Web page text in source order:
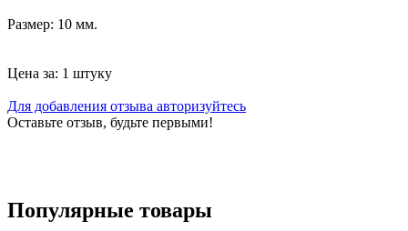
Размер: 10 мм.
Цена за: 1 штуку
Для добавления отзыва авторизуйтесь
Оставьте отзыв, будьте первыми!
Популярные товары